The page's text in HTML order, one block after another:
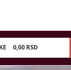
0,00 RSD